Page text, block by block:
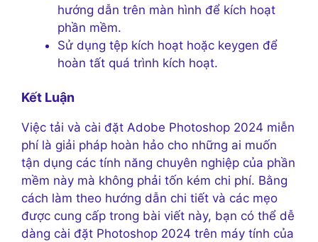
hướng dẫn trên màn hình để kích hoạt
phần mềm.
Sử dụng tệp kích hoạt hoặc keygen để
hoàn tất quá trình kích hoạt.
Kết Luận
Việc tải và cài đặt Adobe Photoshop 2024 miễn
phí là giải pháp hoàn hảo cho những ai muốn
tận dụng các tính năng chuyên nghiệp của phần
mềm này mà không phải tốn kém chi phí. Bằng
cách làm theo hướng dẫn chi tiết và các mẹo
được cung cấp trong bài viết này, bạn có thể dễ
dàng cài đặt Photoshop 2024 trên máy tính của